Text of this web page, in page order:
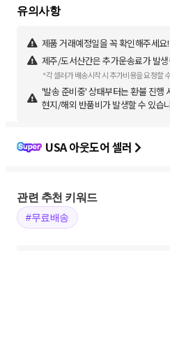
유의사항
제품 거래예정일을 꼭 확인해주세요!
제주/도서산간은 추가운송료가 발
*각 셀러가 배송시작 시 추가비용을 요청할
'발송 준비중' 상태부터는 환불 진행
현지/해외 반품비가 발생할 수 있습
USA 아웃도어 셀러
관련 추천 키워드
#무료배송